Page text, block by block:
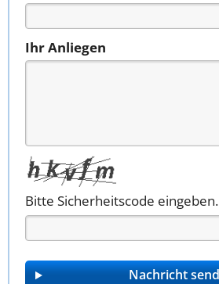
Ihr Anliegen
Bitte Sicherheitscode eingeben.